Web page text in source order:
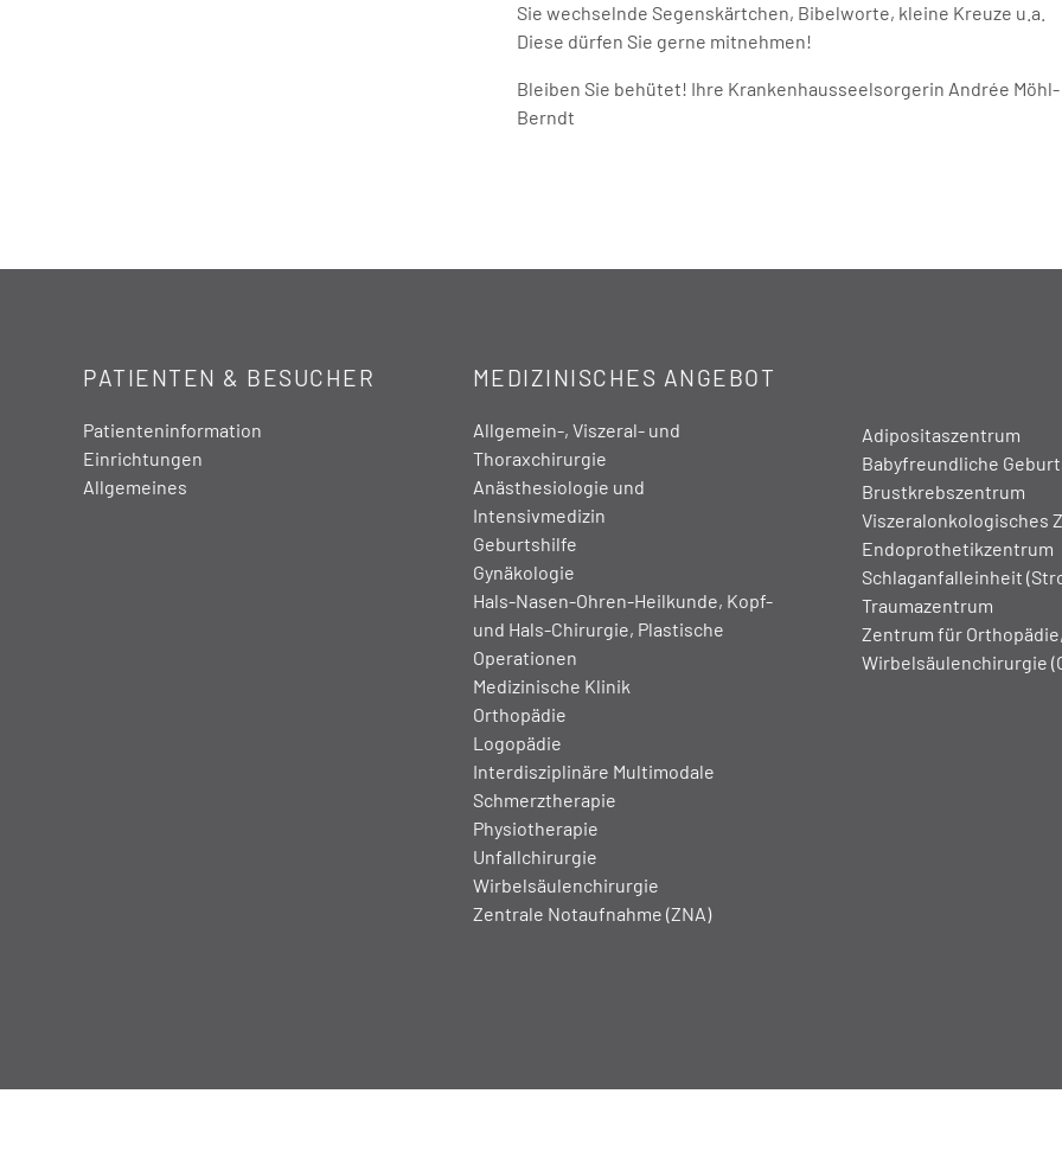
Sie wechselnde Segenskärtchen, Bibelworte, kleine Kreuze u.a.
Diese dürfen Sie gerne mitnehmen!
Bleiben Sie behütet! Ihre Krankenhausseelsorgerin Andrée Möhl-
Berndt
PATIENTEN & BESUCHER
Patienteninformation
Einrichtungen
Allgemeines
MEDIZINISCHES ANGEBOT
Allgemein-, Viszeral- und
Thoraxchirurgie
Anästhesiologie und
Intensivmedizin
Geburtshilfe
Gynäkologie
Hals-Nasen-Ohren-Heilkunde, Kopf-
und Hals-Chirurgie, Plastische
Operationen
Medizinische Klinik
Orthopädie
Logopädie
Interdisziplinäre Multimodale
Schmerztherapie
Physiotherapie
Unfallchirurgie
Wirbelsäulenchirurgie
Zentrale Notaufnahme (ZNA)
Adipositaszentrum
Babyfreundliche
Brustkrebszentrum
Viszeralonkologisches
Endoprothetikzentrum
Schlaganfalleinheit
Traumazentrum
Zentrum für
Wirbelsäulenchirurgie